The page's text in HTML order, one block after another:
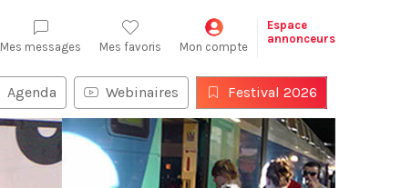
Mes messages Mes favoris Mon compte
Espace
annonceurs
Agenda Webinaires Festival 2026